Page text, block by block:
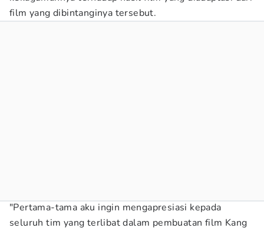
film yang dibintanginya tersebut.
"Pertama-tama aku ingin mengapresiasi kepada
seluruh tim yang terlibat dalam pembuatan film Kang